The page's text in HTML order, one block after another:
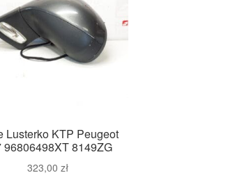
Lusterko KTP Peugeot
96806498XT 8149ZG
323,00 zł